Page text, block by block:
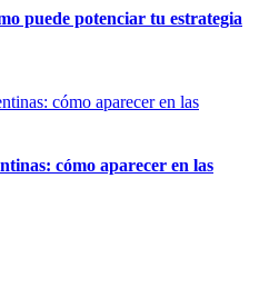
puede potenciar tu estrategia
cómo aparecer en las